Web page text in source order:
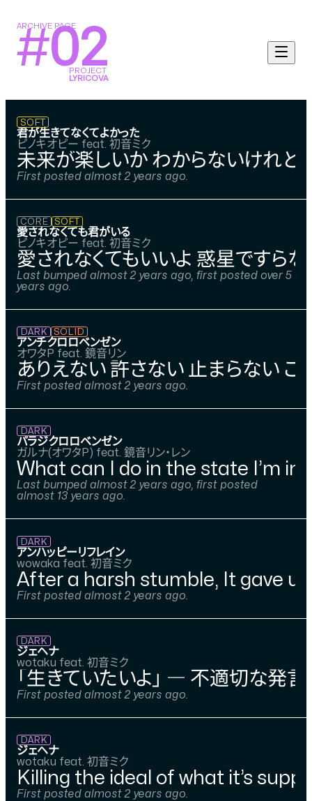
ARCHIVE PAGE
#02
PROJECT
LYRICOVA
君が生きてなくてよかった
ピノキオピー feat. 初音ミク
SOFT
未来が楽しいか わからないけれど
First posted almost 2 years ago.
愛されなくても君がいる
ピノキオピー feat. 初音ミク
CORE SOFT
愛されなくてもいいよ 惑星ですら
Last bumped almost 2 years ago, first posted over 5
years ago.
アンチクロロベンゼン
オワタP feat. 鏡音リン
DARK SOLID
ありえない 許さない 止まらない こ
First posted almost 2 years ago.
パラジクロロベンゼン
ガルナ(オワタP) feat. 鏡音リン・レン
DARK
What can I do in the state I’m
Last bumped almost 2 years ago, first posted
almost 13 years ago.
アンハッピーリフレイン
wowaka feat. 初音ミク
DARK
After a harsh stumble, It gave
First posted almost 2 years ago.
ジェヘナ
wotaku feat. 初音ミク
DARK
「生きていたいよ」 — 不適切な発
First posted almost 2 years ago.
ジェヘナ
wotaku feat. 初音ミク
DARK
Killing the ideal of what it’s
First posted almost 2 years ago.